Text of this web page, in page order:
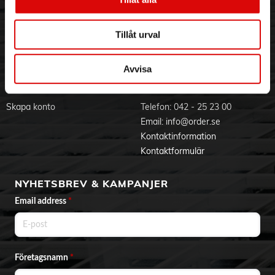
Tillåt urval
Avvisa
Visselblåsning
Varumärken
Godsefterlysning & Felleverans
Om cookies
BLI KUND
Skapa konto
KONTAKTA OSS
Telefon: 042 - 25 23 00
Email: info@order.se
Kontaktinformation
Kontaktformulär
NYHETSBREV & KAMPANJER
Email address *
Företagsnamn*